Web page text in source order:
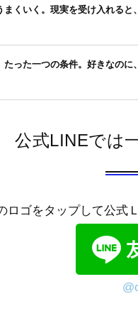
くいく。現実を受け入れると、
った一つの条件。好きなのに、
公式LINEでは
ロゴをタップして公式